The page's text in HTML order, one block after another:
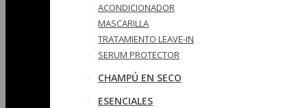
ACONDICIONADOR
MASCARILLA
TRATAMIENTO LEAVE-IN
SERUM PROTECTOR
CHAMPÚ EN SECO
ESENCIALES